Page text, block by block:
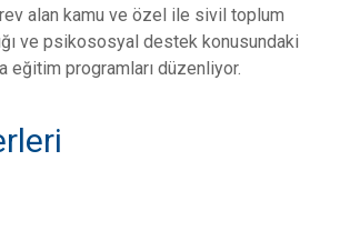
alan kamu ve özel ile sivil toplum
ve psikososyal destek konusundaki
eğitim programları düzenliyor.